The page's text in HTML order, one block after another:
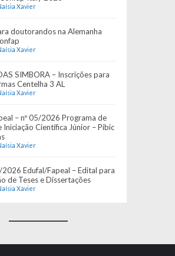
Xavier
doutorandos na Alemanha
Xavier
SIMBORA – Inscrições para
Centelha 3 AL
Xavier
– nº 05/2026 Programa de
Iniciação Científica Júnior – Pibic
Xavier
Edufal/Fapeal – Edital para
de Teses e Dissertações
Xavier